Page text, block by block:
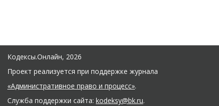
Кодексы.Онлайн, 2026
Проект реализуется при поддержке журнала
«Административное право и процесс».
Служба поддержки сайта: kodeksy@bk.ru.